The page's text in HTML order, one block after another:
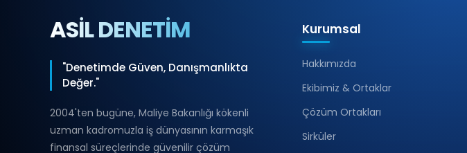
ASİL DENETİM
"Denetimde Güven, Danışmanlıkta
Değer."
2004'ten bugüne, Maliye Bakanlığı kökenli
uzman kadromuzla iş dünyasının karmaşık
finansal süreçlerinde güvenilir çözüm
Kurumsal
Hakkımızda
Ekibimiz & Ortaklar
Çözüm Ortakları
Sirküler